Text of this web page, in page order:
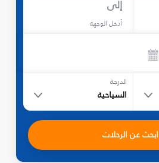
إلى
أدخل الوجهة
الدرجة
السياحية
ابحث عن الرحلات